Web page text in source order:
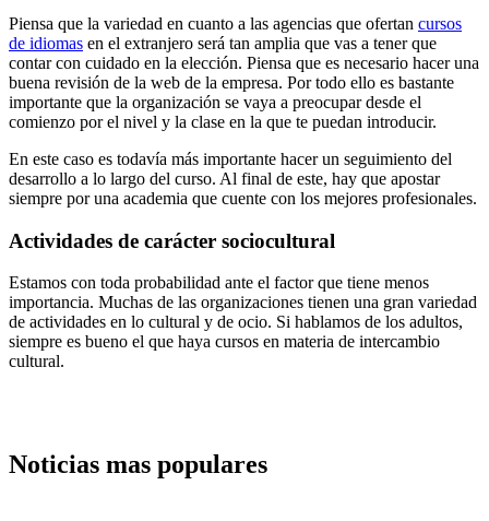
Piensa que la variedad en cuanto a las agencias que ofertan cursos
de idiomas en el extranjero será tan amplia que vas a tener que
contar con cuidado en la elección. Piensa que es necesario hacer una
buena revisión de la web de la empresa. Por todo ello es bastante
importante que la organización se vaya a preocupar desde el
comienzo por el nivel y la clase en la que te puedan introducir.
En este caso es todavía más importante hacer un seguimiento del
desarrollo a lo largo del curso. Al final de este, hay que apostar
siempre por una academia que cuente con los mejores profesionales.
Actividades de carácter sociocultural
Estamos con toda probabilidad ante el factor que tiene menos
importancia. Muchas de las organizaciones tienen una gran variedad
de actividades en lo cultural y de ocio. Si hablamos de los adultos,
siempre es bueno el que haya cursos en materia de intercambio
cultural.
Noticias mas populares